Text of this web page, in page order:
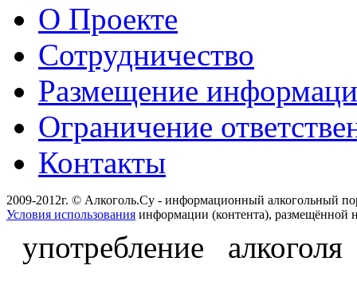
О Проекте
Сотрудничество
Размещение
Ограничение
Контакты
2009-2012г. © Алкоголь.Су - информационный алкогольный
Условия использования информации (контента), размещённой
употребление